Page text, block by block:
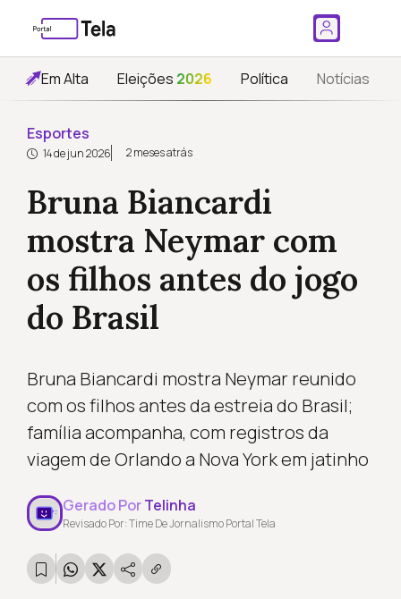
Em Alta Eleições 2026 Política Notícias
Esportes
14 de jun 2026 2 meses atrás
Bruna Biancardi
mostra Neymar com
os filhos antes do jogo
do Brasil
Bruna Biancardi mostra Neymar reunido
com os filhos antes da estreia do Brasil;
família acompanha, com registros da
viagem de Orlando a Nova York em jatinho
Gerado PorTelinha
Revisado Por: Time De Jornalismo Portal Tela